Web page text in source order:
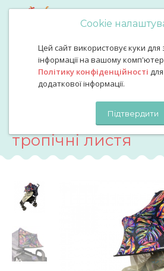
Cookie
Цей сайт використовує куки для
інформації на вашому
Політику конфіденційності
додаткової інформації.
Підтвердити
Подвійний сонцезахисний козирьок
москітною сіткою тропічні листя
Подвійний
козирьок на
бежевою
тропічні листя